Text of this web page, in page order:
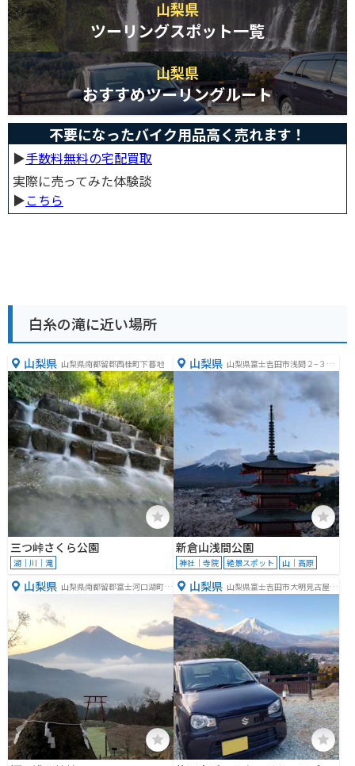
山梨県
ツーリングスポット一覧
山梨県
おすすめツーリングルート
不要になったバイク用品高く売れます！
▶︎手数料無料の宅配買取
実際に売ってみた体験談
▶︎こちら
白糸の滝に近い場所
山梨県 山梨県南都留郡西桂町下暮地
三つ峠さくら公園
湖｜川｜滝
山梨県 山梨県富士吉田市浅間２−３３
新倉山浅間公園
神社｜寺院 絶景スポット 山｜高原
山梨県 山梨県南都留郡富士河口湖町河
山梨県 山梨県富士吉田市大明見古屋敷